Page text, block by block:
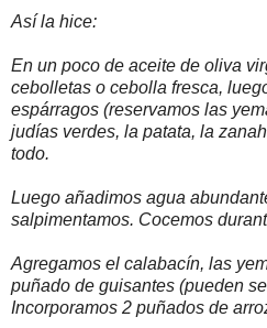
Así la hice:
En un poco de aceite de oliva
cebolletas o cebolla fresca,
espárragos (reservamos las
judías verdes, la patata, la
todo.
Luego añadimos agua
salpimentamos. Cocemos
Agregamos el calabacín, las
puñado de guisantes (pueden
Incorporamos 2 puñados de